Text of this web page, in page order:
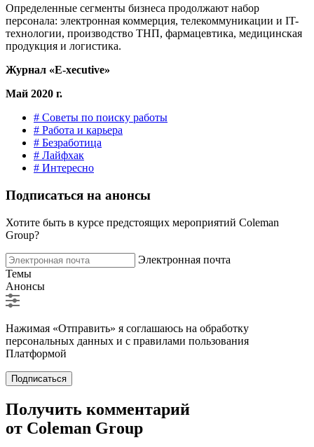
Определенные сегменты бизнеса продолжают набор
персонала: электронная коммерция, телекоммуникации и IT-
технологии, производство ТНП, фармацевтика, медицинская
продукция и логистика.
Журнал «E-xecutive»
Май 2020 г.
# Советы по поиску работы
# Работа и карьера
# Безработица
# Лайфхак
# Интересно
Подписаться на анонсы
Хотите быть в курсе предстоящих мероприятий Coleman
Group?
Электронная почта
Темы
Анонсы
Нажимая «Отправить» я соглашаюсь на обработку
персональных данных и с правилами пользования
Платформой
Подписаться
Получить комментарий
от Coleman Group